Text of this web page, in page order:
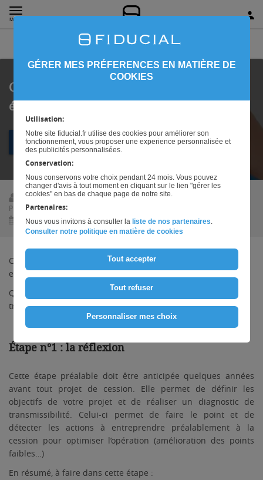
MENU
Cession et transmission d’entreprise : les 5
étapes d’un projet réussi
TÉLÉCHARGER LE DOSSIER
Direction des Techniques
Professionnelles, FIDUCIAL
03/09/2019
Céder son entreprise est un projet complexe qui se déroule
en plusieurs étapes.
Quelles sont les grandes étapes d’un projet de cession ou
transmission d’entreprise ? Que faut-il faire à chaque étape ?
SOMMAIRE
Étape n°1 : la réflexion
Cette étape préalable doit être anticipée quelques années
avant tout projet de cession. Elle permet de définir les
objectifs de votre projet et de réaliser un diagnostic de
transmissibilité. Celui-ci permet de faire le point et de
détecter les actions à entreprendre préalablement à la
cession pour optimiser l’opération (amélioration des points
faibles…)
En résumé, à faire dans cette étape :
GÉRER MES PRÉFERENCES EN MATIÈRE DE
COOKIES
Utilisation:
Notre site fiducial.fr utilise des cookies pour améliorer son
fonctionnement, vous proposer une experience personnalisée et
des publicités personnalisées.
Conservation:
Nous conservons votre choix pendant 24 mois. Vous pouvez
changer d'avis à tout moment en cliquant sur le lien "gérer les
cookies" en bas de chaque page de notre site.
Partenaires:
Nous vous invitons à consulter la liste de nos partenaires.
Consulter notre politique en matière de cookies
Tout accepter
Tout refuser
Personnaliser mes choix